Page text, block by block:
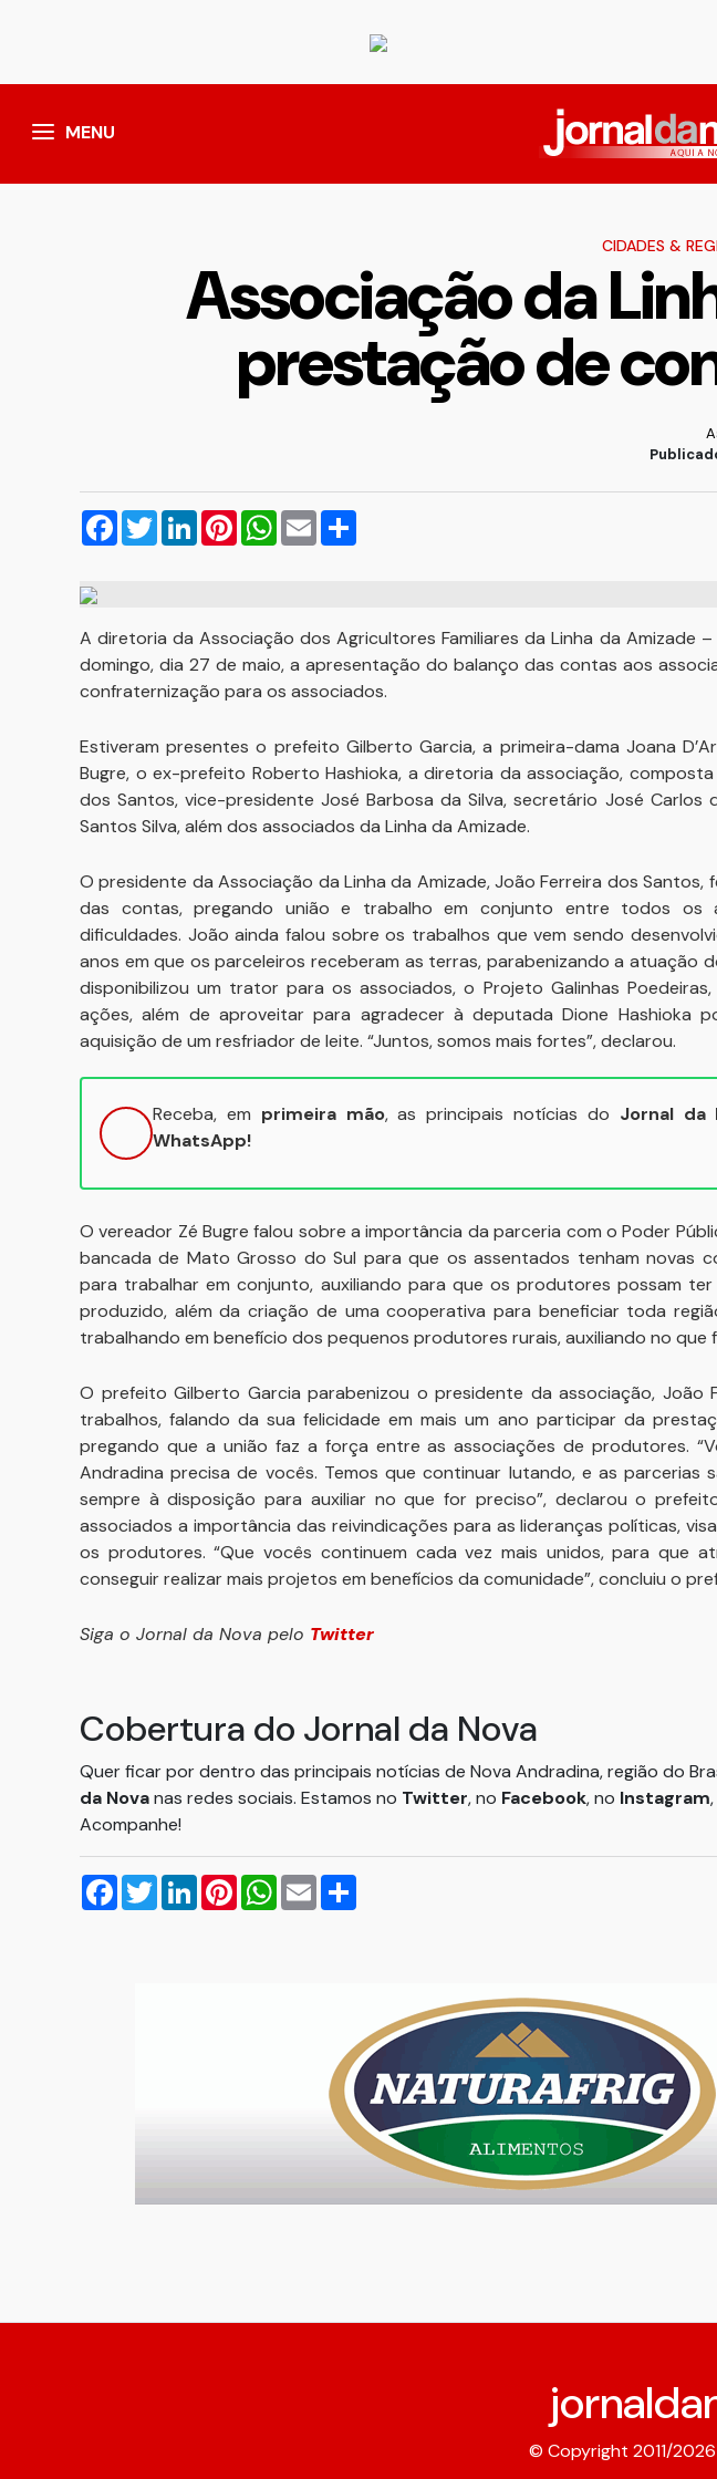
MENU
CIDADES &
Associação da
prestação de
Facebook
TwitterLinkedInPinterestWhatsApp
Email
A diretoria da Associação dos Agricultores Familiares da Linha da Amizade –
domingo, dia 27 de maio, a apresentação do balanço das contas aos
confraternização para os associados.
Estiveram presentes o prefeito Gilberto Garcia, a primeira-dama Joana
Bugre, o ex-prefeito Roberto Hashioka, a diretoria da associação,
dos Santos, vice-presidente José Barbosa da Silva, secretário José Carlos
Santos Silva, além dos associados da Linha da Amizade.
O presidente da Associação da Linha da Amizade, João Ferreira dos
das contas, pregando união e trabalho em conjunto entre todos os
dificuldades. João ainda falou sobre os trabalhos que vem sendo
anos em que os parceleiros receberam as terras, parabenizando a atuação
disponibilizou um trator para os associados, o Projeto Galinhas
ações, além de aproveitar para agradecer à deputada Dione Hashioka
aquisição de um resfriador de leite. “Juntos, somos mais fortes”, declarou.
Receba, em primeira mão, as principais notícias do Jornal da
WhatsApp!
O vereador Zé Bugre falou sobre a importância da parceria com o Poder
bancada de Mato Grosso do Sul para que os assentados tenham novas
para trabalhar em conjunto, auxiliando para que os produtores possam
produzido, além da criação de uma cooperativa para beneficiar toda
trabalhando em benefício dos pequenos produtores rurais, auxiliando no que
O prefeito Gilberto Garcia parabenizou o presidente da associação, João
trabalhos, falando da sua felicidade em mais um ano participar da
pregando que a união faz a força entre as associações de produtores.
Andradina precisa de vocês. Temos que continuar lutando, e as parcerias
sempre à disposição para auxiliar no que for preciso”, declarou o
associados a importância das reivindicações para as lideranças políticas,
os produtores. “Que vocês continuem cada vez mais unidos, para que
conseguir realizar mais projetos em benefícios da comunidade”, concluiu o
Siga o Jornal da Nova pelo Twitter
Cobertura do Jornal da Nova
Quer ficar por dentro das principais notícias de Nova Andradina, região do
da Novanas redes sociais. Estamos no Twitter, no Facebook, no Instagram,
Acompanhe!
Facebook
TwitterLinkedInPinterestWhatsApp
Email
© Copyright 2011/